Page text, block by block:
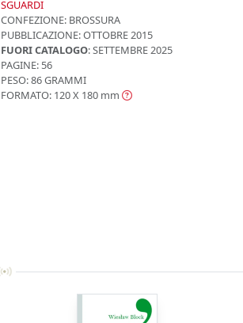
SGUARDI
CONFEZIONE: BROSSURA
PUBBLICAZIONE:OTTOBRE 2015
FUORI CATALOGO: SETTEMBRE 2025
PAGINE: 56
PESO: 86 GRAMMI
FORMATO: 120 X 180 mm